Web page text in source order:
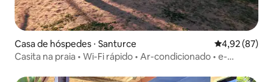
Casa de hóspedes ⋅ Santurce 4,92 de uma
4,92 (87)
Casita na praia • Wi-Fi rápido • Ar-condicionado • e-